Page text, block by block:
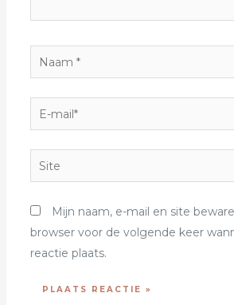
Mijn naam, e-mail en site
browser voor de volgende keer
reactie plaats.